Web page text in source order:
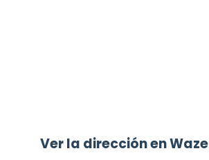
Ver la dirección en Waze